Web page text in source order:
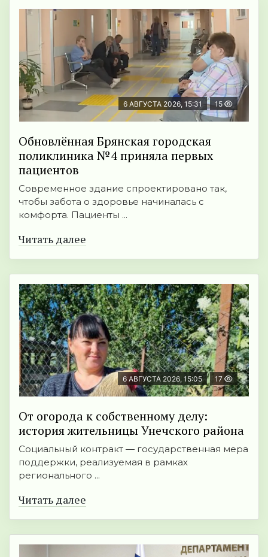
6 АВГУСТА 2026, 15:31 15
Обновлённая Брянская городская
поликлиника №4 приняла первых
пациентов
Современное здание спроектировано так,
чтобы забота о здоровье начиналась с
комфорта. Пациенты ...
Читать далее
6 АВГУСТА 2026, 15:05 17
От огорода к собственному делу:
история жительницы Унечского района
Социальный контракт — государственная мера
поддержки, реализуемая в рамках
регионального ...
Читать далее